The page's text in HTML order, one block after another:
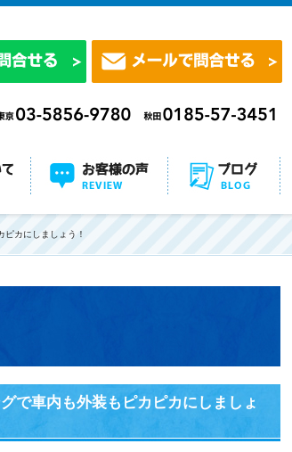
カにしましょう！
で車内も外装もピカピカにしましょ